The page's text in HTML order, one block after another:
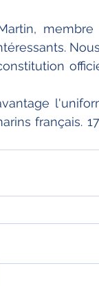
français.